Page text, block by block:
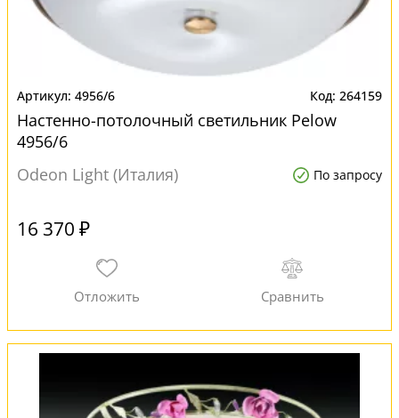
4956/6 264159
Настенно-потолочный светильник Pelow
4956/6
Odeon Light (Италия)
По запросу
16 370 ₽